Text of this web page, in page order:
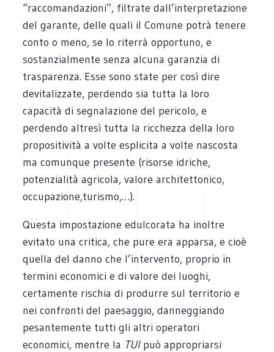
“raccomandazioni”, filtrate dall’interpretazione
del garante, delle quali il Comune potrà tenere
conto o meno, se lo riterrà opportuno, e
sostanzialmente senza alcuna garanzia di
trasparenza. Esse sono state per così dire
devitalizzate, perdendo sia tutta la loro
capacità di segnalazione del pericolo, e
perdendo altresì tutta la ricchezza della loro
propositività a volte esplicita a volte nascosta
ma comunque presente (risorse idriche,
potenzialità agricola, valore architettonico,
occupazione,turismo,…).
Questa impostazione edulcorata ha inoltre
evitato una critica, che pure era apparsa, e cioè
quella del danno che l’intervento, proprio in
termini economici e di valore dei luoghi,
certamente rischia di produrre sul territorio e
nei confronti del paesaggio, danneggiando
pesantemente tutti gli altri operatori
economici, mentre la TUIpuò appropriarsi